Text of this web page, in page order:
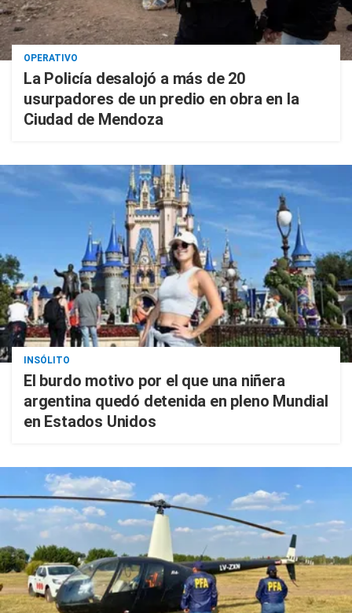
OPERATIVO
La Policía desalojó a más de 20
usurpadores de un predio en obra en la
Ciudad de Mendoza
INSÓLITO
El burdo motivo por el que una niñera
argentina quedó detenida en pleno Mundial
en Estados Unidos